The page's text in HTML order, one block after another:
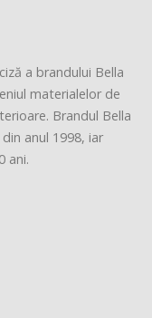
a brandului Bella
materialelor de
Brandul Bella
anul 1998, iar
ani.